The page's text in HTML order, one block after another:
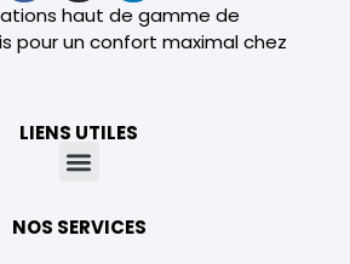
haut de gamme de
pour un confort maximal chez
LIENS UTILES
NOS SERVICES